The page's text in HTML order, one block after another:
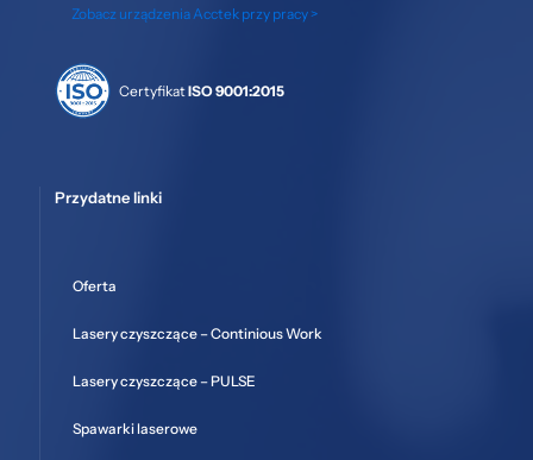
Zobacz urządzenia Acctek przy pracy >
CertyfikatISO 9001:2015
Przydatne linki
Oferta
Lasery czyszczące – Continious Work
Lasery czyszczące – PULSE
Spawarki laserowe